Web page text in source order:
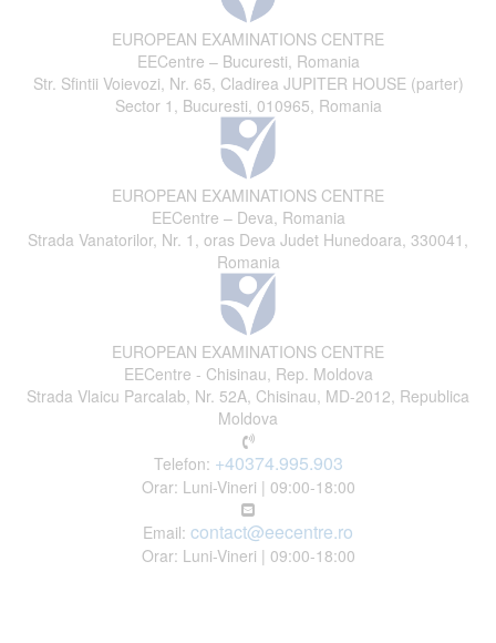
EUROPEAN EXAMINATIONS CENTRE
EECentre – Bucuresti, Romania
Str. Sfintii Voievozi, Nr. 65, Cladirea JUPITER HOUSE (parter)
Sector 1, Bucuresti, 010965, Romania
EUROPEAN EXAMINATIONS CENTRE
EECentre – Deva, Romania
Strada Vanatorilor, Nr. 1, oras Deva Judet Hunedoara, 330041,
Romania
EUROPEAN EXAMINATIONS CENTRE
EECentre - Chisinau, Rep. Moldova
Strada Vlaicu Parcalab, Nr. 52A, Chisinau, MD-2012, Republica
Moldova
Telefon: +40374.995.903
Orar: Luni-Vineri | 09:00-18:00
Email: contact@eecentre.ro
Orar: Luni-Vineri | 09:00-18:00